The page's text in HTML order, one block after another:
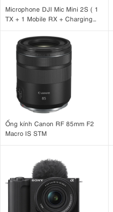
Microphone DJI Mic Mini 2S ( 1
TX + 1 Mobile RX + Charging
Ống kính Canon RF 85mm F2
Macro IS STM